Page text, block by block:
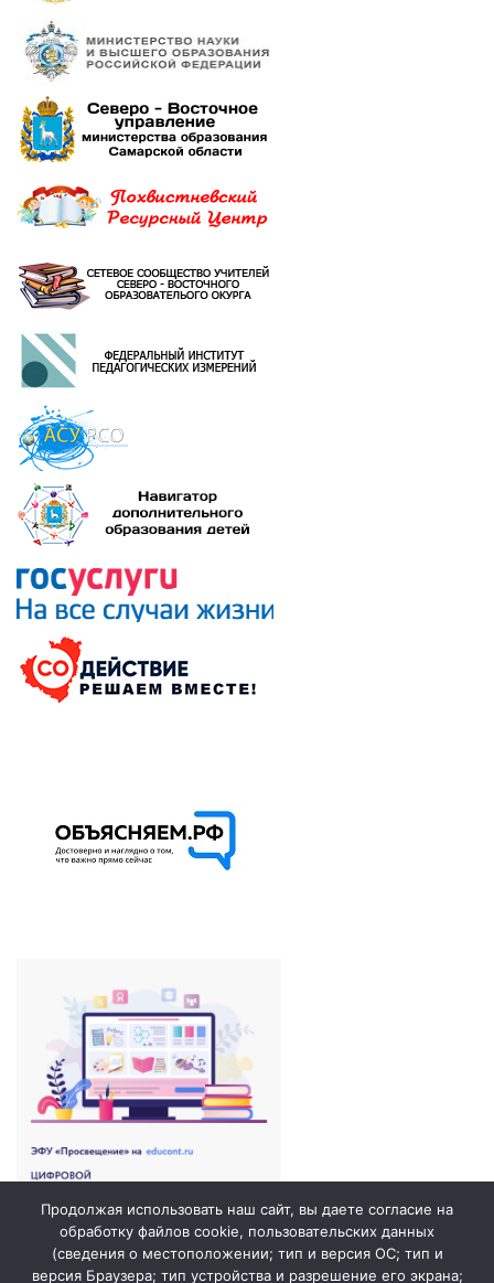
Продолжая использовать наш сайт, вы даете согласие на
обработку файлов cookie, пользовательских данных
(сведения о местоположении; тип и версия ОС; тип и
версия Браузера; тип устройства и разрешение его экрана;